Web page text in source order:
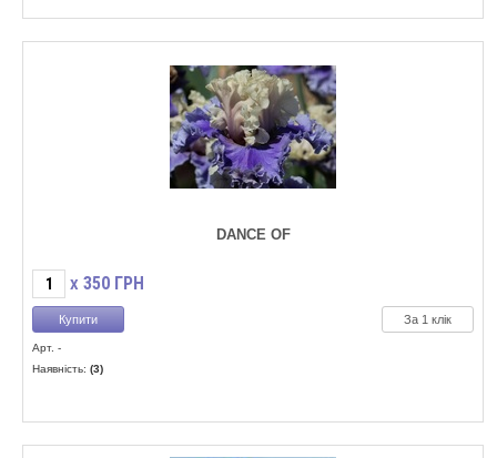
DANCE OF
X 350 ГРН
За 1 клік
Арт. -
Наявність: (3)